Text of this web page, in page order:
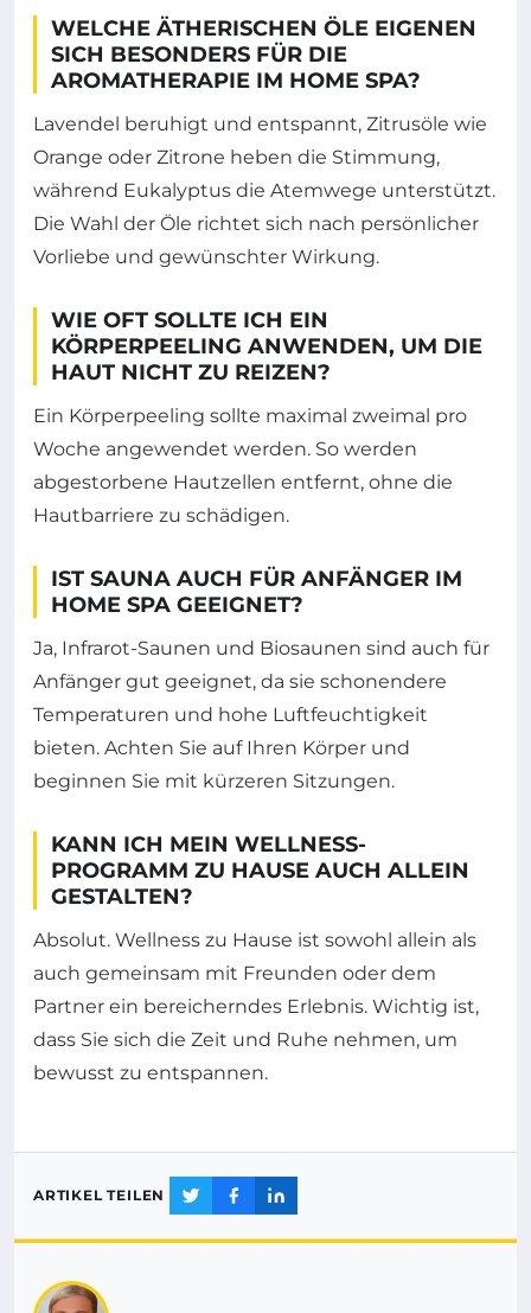
WELCHE ÄTHERISCHEN ÖLE EIGENEN
SICH BESONDERS FÜR DIE
AROMATHERAPIE IM HOME SPA?
Lavendel beruhigt und entspannt, Zitrusöle wie
Orange oder Zitrone heben die Stimmung,
während Eukalyptus die Atemwege unterstützt.
Die Wahl der Öle richtet sich nach persönlicher
Vorliebe und gewünschter Wirkung.
WIE OFT SOLLTE ICH EIN
KÖRPERPEELING ANWENDEN, UM DIE
HAUT NICHT ZU REIZEN?
Ein Körperpeeling sollte maximal zweimal pro
Woche angewendet werden. So werden
abgestorbene Hautzellen entfernt, ohne die
Hautbarriere zu schädigen.
IST SAUNA AUCH FÜR ANFÄNGER IM
HOME SPA GEEIGNET?
Ja, Infrarot-Saunen und Biosaunen sind auch für
Anfänger gut geeignet, da sie schonendere
Temperaturen und hohe Luftfeuchtigkeit
bieten. Achten Sie auf Ihren Körper und
beginnen Sie mit kürzeren Sitzungen.
KANN ICH MEIN WELLNESS-
PROGRAMM ZU HAUSE AUCH ALLEIN
GESTALTEN?
Absolut. Wellness zu Hause ist sowohl allein als
auch gemeinsam mit Freunden oder dem
Partner ein bereicherndes Erlebnis. Wichtig ist,
dass Sie sich die Zeit und Ruhe nehmen, um
bewusst zu entspannen.
ARTIKEL TEILEN